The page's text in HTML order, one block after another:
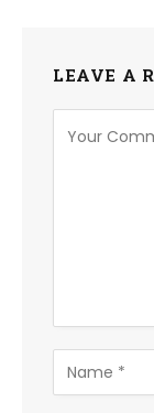
LEAVE A